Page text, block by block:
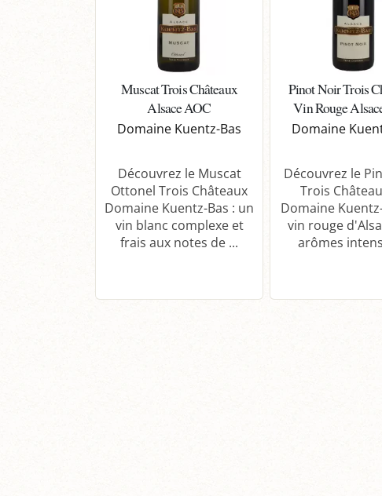
Muscat Trois Châteaux
Alsace AOC
Domaine Kuentz-Bas
Découvrez le Muscat
Ottonel Trois Châteaux
Domaine Kuentz-Bas : un
vin blanc complexe et
frais aux notes de ...
Pinot Noir Trois
Vin Rouge
Domaine
Découvrez le
Trois
Domaine
vin rouge
arômes